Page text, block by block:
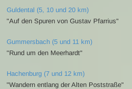
Guldental (5, 10 und 20 km)
"Auf den Spuren von Gustav Pfarrius"
Gummersbach (5 und 11 km)
"Rund um den Meerhardt"
Hachenburg (7 und 12 km)
"Wandern entlang der Alten Poststraße"